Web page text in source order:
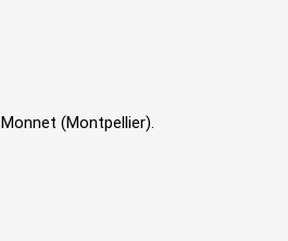
(Montpellier).